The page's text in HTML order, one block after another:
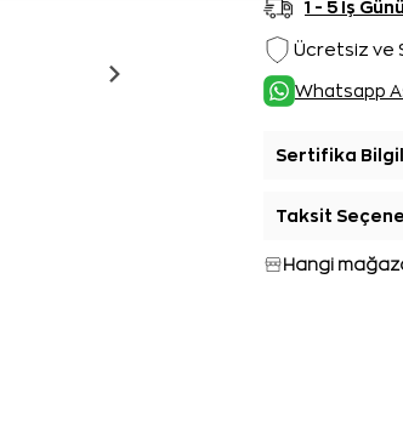
1 - 5 İş
Ücretsiz ve
Whatsapp
Sertifika
Taksit
Hangi